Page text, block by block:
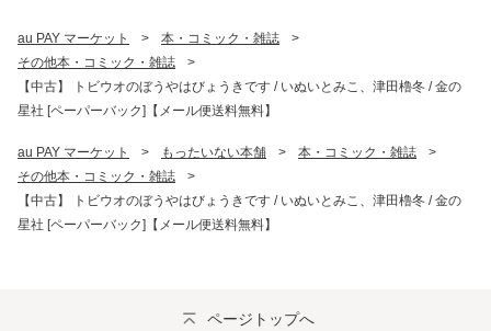
au PAY マーケット > 本・コミック・雑誌
>
その他本・コミック・雑誌
>
【中古】 トビウオのぼうやはびょうきです / いぬいとみこ、津田櫓冬 / 金の
星社 [ペーパーバック]【メール便送料無料】
au PAY マーケット > もったいない本舗 > 本・コミック・雑誌
>
その他本・コミック・雑誌
>
【中古】 トビウオのぼうやはびょうきです / いぬいとみこ、津田櫓冬 / 金の
星社 [ペーパーバック]【メール便送料無料】
ページトップへ